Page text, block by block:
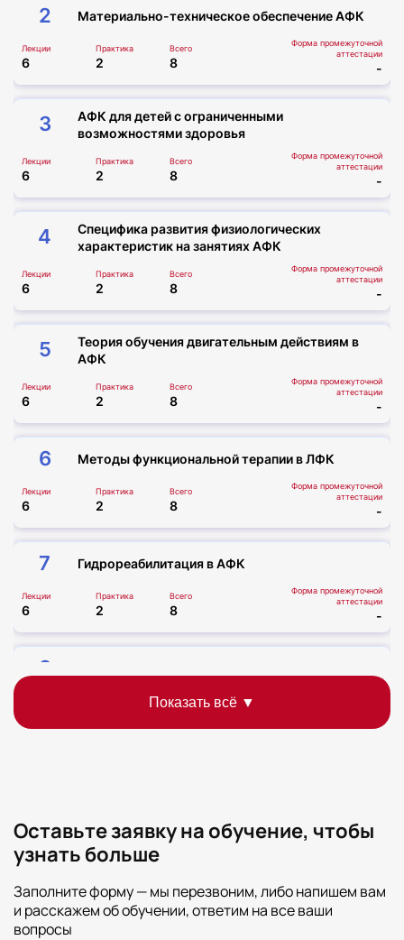
Закроем все ваши потребности в корпоративном
обучении быстро и с максимальной выгодой!
2 Материально-техническое обеспечение АФК
Лекции
6
Практика
2
Всего
8
Форма промежуточной
аттестации
-
3
АФК для детей с ограниченными
возможностями здоровья
Лекции
6
Практика
2
Всего
8
Форма промежуточной
аттестации
-
4
Специфика развития физиологических
характеристик на занятиях АФК
Лекции
6
Практика
2
Всего
8
Форма промежуточной
аттестации
-
5
Теория обучения двигательным действиям в
АФК
Лекции
6
Практика
2
Всего
8
Форма промежуточной
аттестации
-
6 Методы функциональной терапии в ЛФК
Лекции
6
Практика
2
Всего
8
Форма промежуточной
аттестации
-
7 Гидрореабилитация в АФК
Лекции
6
Практика
2
Всего
8
Форма промежуточной
аттестации
-
8
Всего
Всего
Оставьте заявку на обучение, чтобы
узнать больше
Заполните форму — мы перезвоним, либо напишем вам
и расскажем об обучении, ответим на все ваши
вопросы